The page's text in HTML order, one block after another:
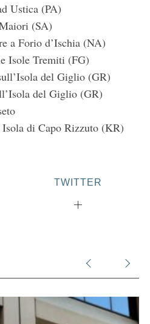
Ustica (PA)
(SA)
a Forio d’Ischia (NA)
Isole Tremiti (FG)
del Giglio (GR)
del Giglio (GR)
di Capo Rizzuto (KR)
TWITTER